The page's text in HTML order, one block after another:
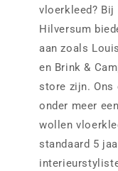
vloerkleed?
Hilversum
aan zoals
en Brink &
store zijn. Ons
onder meer
wollen
standaard 5